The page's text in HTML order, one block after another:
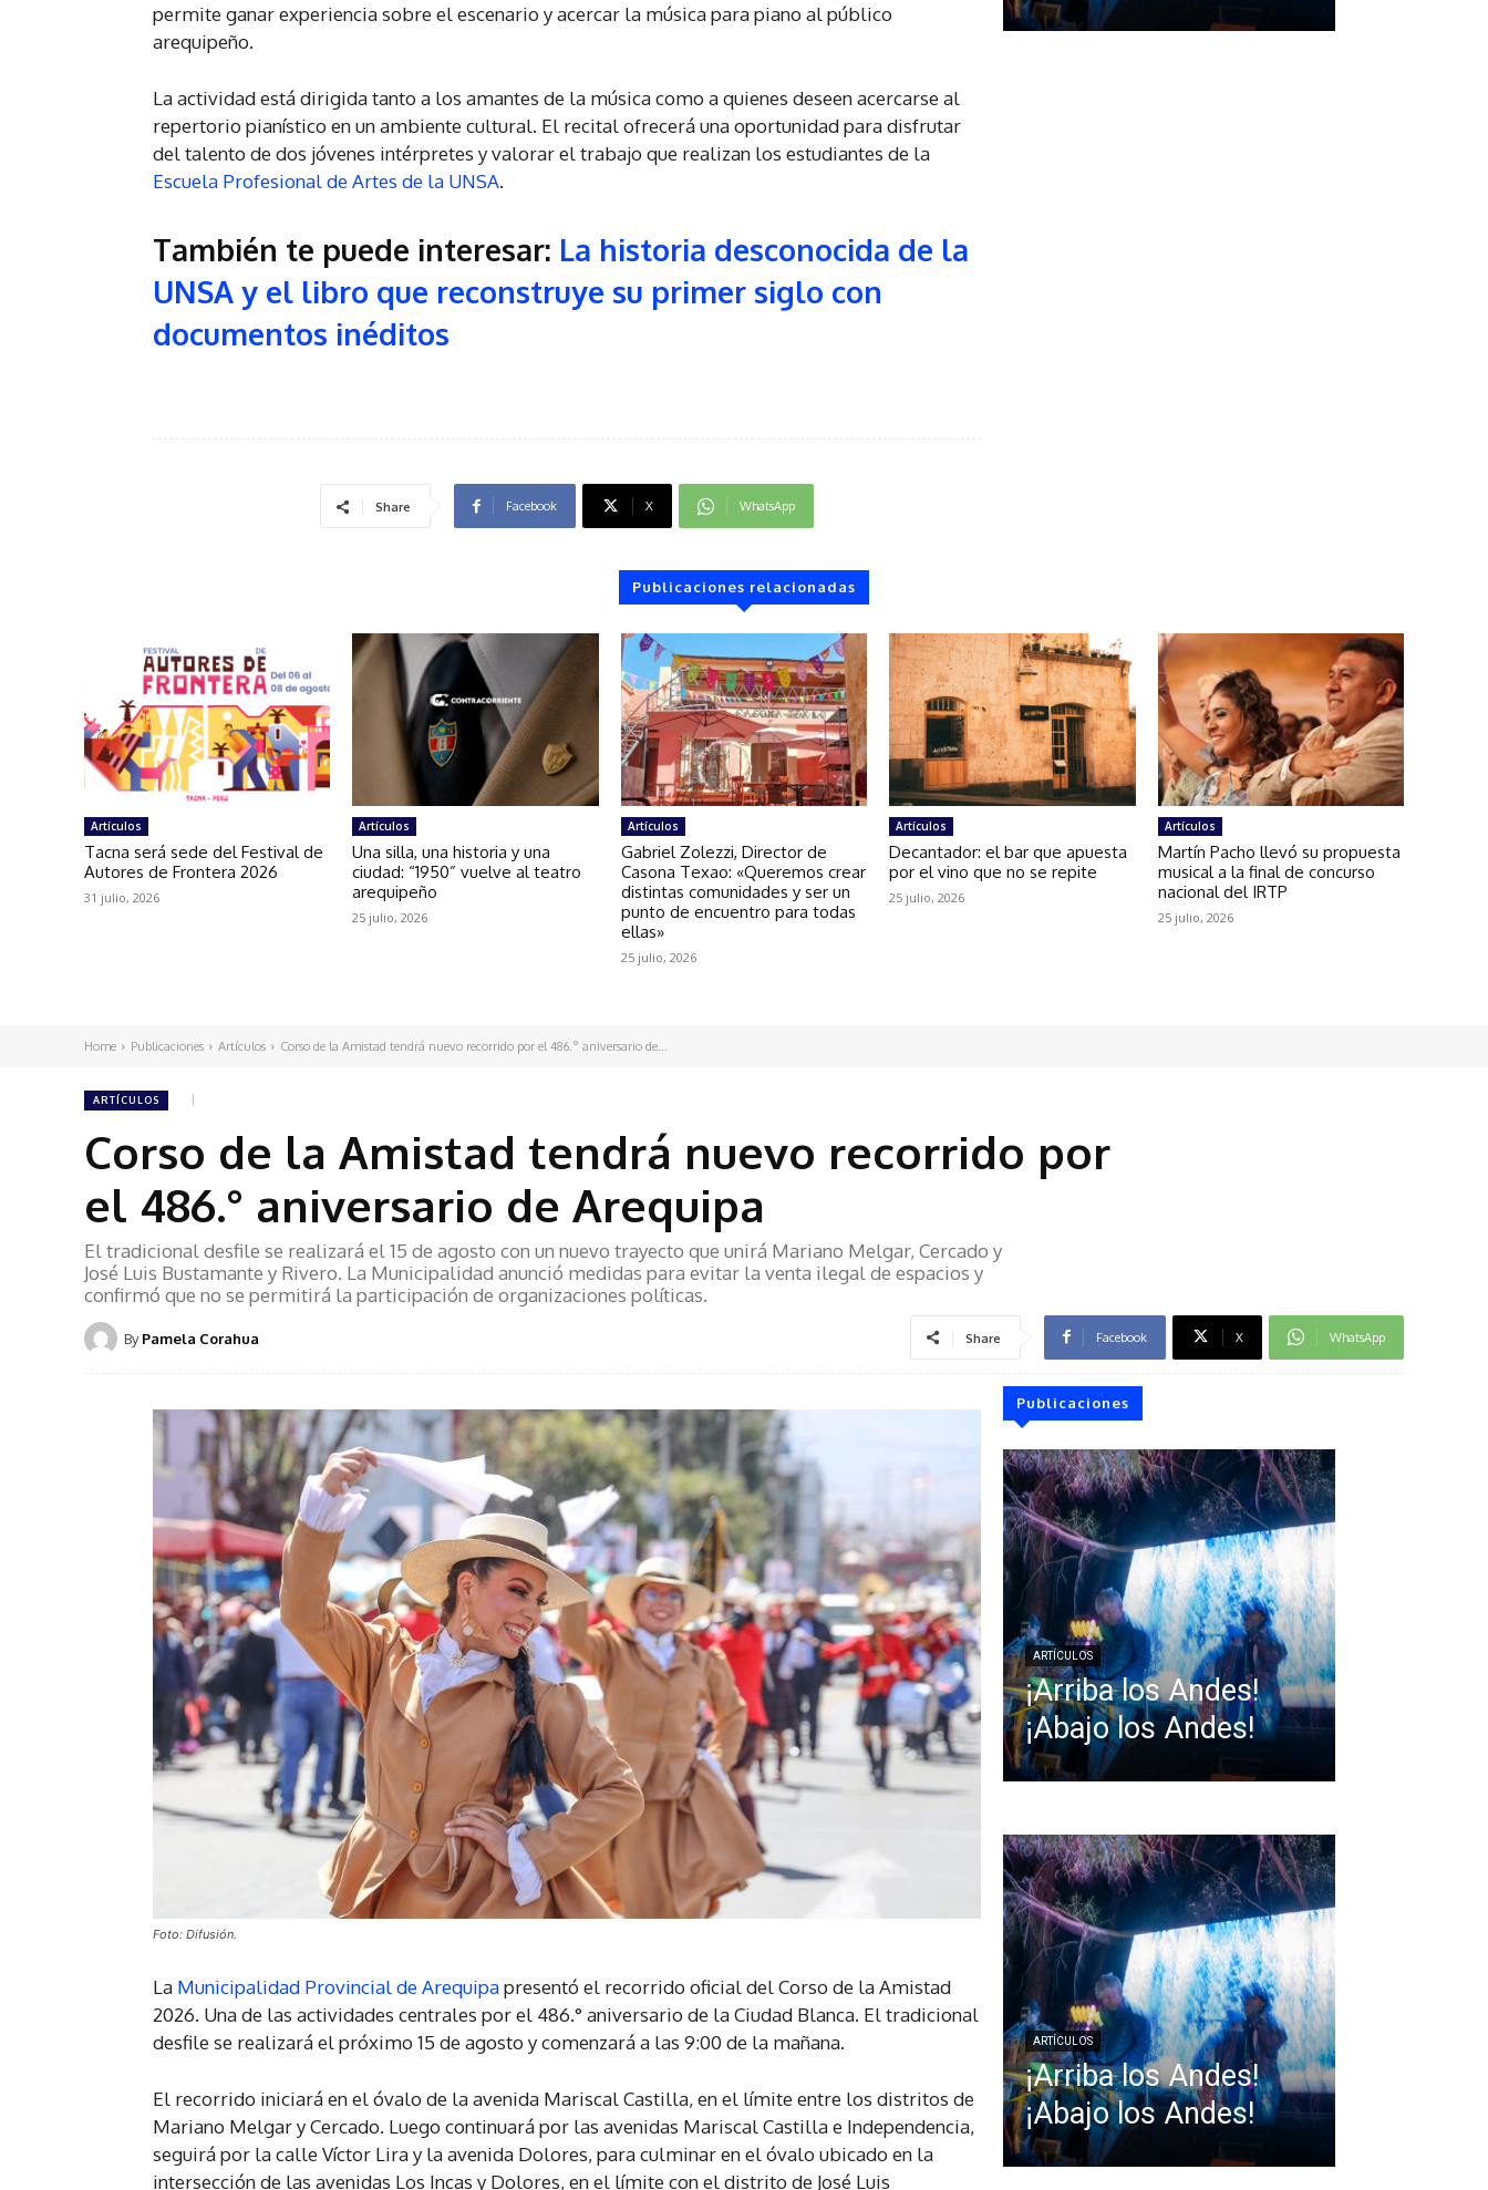
permite ganar experiencia sobre el escenario y acercar la música para piano al público
arequipeño.
La actividad está dirigida tanto a los amantes de la música como a quienes deseen acercarse al
repertorio pianístico en un ambiente cultural. El recital ofrecerá una oportunidad para disfrutar
del talento de dos jóvenes intérpretes y valorar el trabajo que realizan los estudiantes de la
Escuela Profesional de Artes de la UNSA.
También te puede interesar: La historia desconocida de la
UNSA y el libro que reconstruye su primer siglo con
documentos inéditos
Share Facebook X WhatsApp
Publicaciones relacionadas
Artículos
Tacna será sede del Festival de
Autores de Frontera 2026
31 julio, 2026
Artículos
Una silla, una historia y una
ciudad: “1950” vuelve al teatro
arequipeño
25 julio, 2026
Artículos
Gabriel Zolezzi, Director de
Casona Texao: «Queremos crear
distintas comunidades y ser un
punto de encuentro para todas
ellas»
25 julio, 2026
Artículos
Decantador: el bar que apuesta
por el vino que no se repite
25 julio, 2026
Artículos
Martín Pacho llevó su propuesta
musical a la final de concurso
nacional del IRTP
25 julio, 2026